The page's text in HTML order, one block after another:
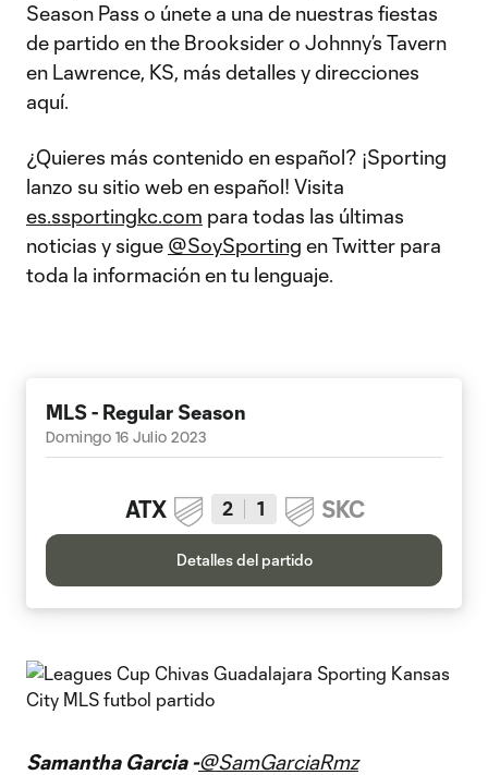
Season Pass o únete a una de nuestras fiestas
de partido en the Brooksider o Johnny’s Tavern
en Lawrence, KS, más detalles y direcciones
aquí.
¿Quieres más contenido en español? ¡Sporting
lanzo su sitio web en español! Visita
es.ssportingkc.com para todas las últimas
noticias y sigue @SoySporting en Twitter para
toda la información en tu lenguaje.
MLS - Regular Season
Domingo 16 Julio 2023
ATX 2 1 SKC
Detalles del partido
Samantha Garcia -@SamGarciaRmz